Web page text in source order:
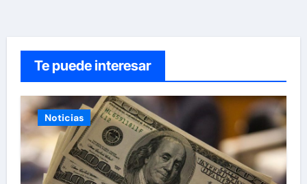
Te puede interesar
Noticias